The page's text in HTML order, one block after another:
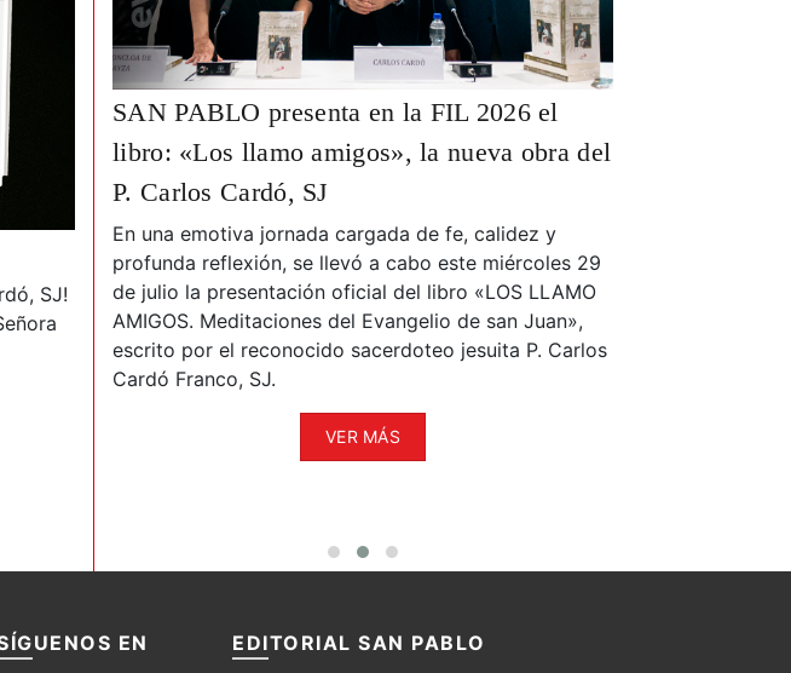
SJ!
Lima
fue
P.
SAN PABLO presenta en la FIL 2026 el
libro: «Los llamo amigos», la nueva obra del
P. Carlos Cardó, SJ
En una emotiva jornada cargada de fe, calidez y
profunda reflexión, se llevó a cabo este miércoles 29
de julio la presentación oficial del libro «LOS LLAMO
AMIGOS. Meditaciones del Evangelio de san Juan»,
escrito por el reconocido sacerdoteo jesuita P. Carlos
Cardó Franco, SJ.
VER MÁS
EN EDITORIAL SAN PABLO